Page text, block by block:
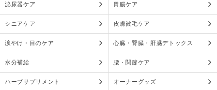
泌尿器ケア 胃腸ケア
シニアケア 皮膚被毛ケア
涙やけ・目のケア 心臓・腎臓・肝臓デトックス
水分補給 腰・関節ケア
ハーブサプリメント オーナーグッズ